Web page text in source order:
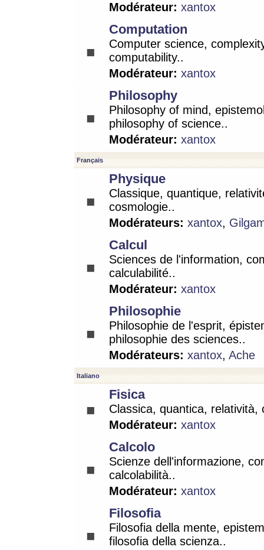
Modérateur: xantox
Computation
Computer science,
computability..
Modérateur: xantox
Philosophy
Philosophy of mind,
philosophy of science..
Modérateur: xantox
Français
Physique
Classique, quantique,
cosmologie..
Modérateurs: xantox,
Calcul
Sciences de l'information,
calculabilité..
Modérateur: xantox
Philosophie
Philosophie de l'esprit,
philosophie des sciences..
Modérateurs: xantox, Ache
Italiano
Fisica
Classica, quantica, relatività,
Modérateur: xantox
Calcolo
Scienze dell'informazione,
calcolabilità..
Modérateur: xantox
Filosofia
Filosofia della mente,
filosofia della scienza..